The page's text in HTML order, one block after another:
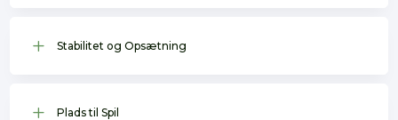
L Stabilitet og Opsætning
L Plads til Spil